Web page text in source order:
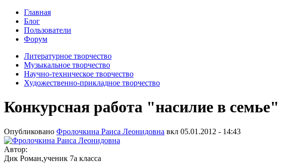
Главная
Блог
Пользователи
Форум
Литературное творчество
Музыкальное творчество
Научно-техническое творчество
Художественно-прикладное творчество
Конкурсная работа "насилие в семье"
Опубликовано Фролочкина Раиса Леонидовна вкл 05.01.2012 - 14:43
Автор:
Дик Роман,ученик 7а класса